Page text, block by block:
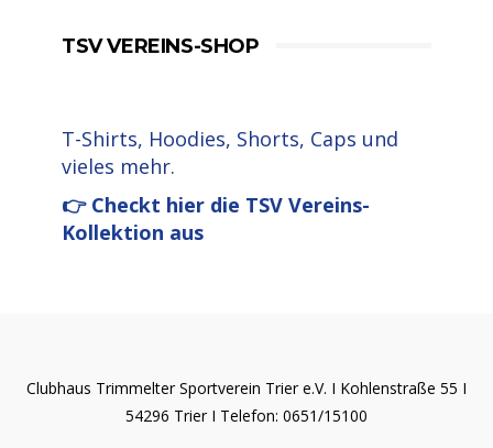
TSV VEREINS-SHOP
T-Shirts, Hoodies, Shorts, Caps und
vieles mehr.
👉 Checkt hier die TSV Vereins-
Kollektion aus
Clubhaus Trimmelter Sportverein Trier e.V. I Kohlenstraße 55 I
54296 Trier I Telefon: 0651/15100